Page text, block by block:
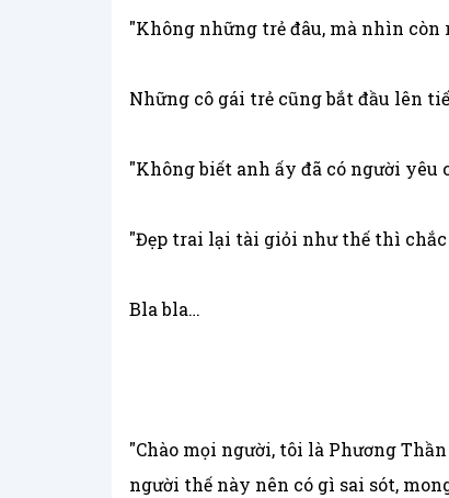
"Không những trẻ đâu, mà nhìn còn
Những cô gái trẻ cũng bắt đầu lên
"Không biết anh ấy đã có người yêu
"Đẹp trai lại tài giỏi như thế thì
Bla bla…
"Chào mọi người, tôi là Phương
người thế này nên có gì sai sót,